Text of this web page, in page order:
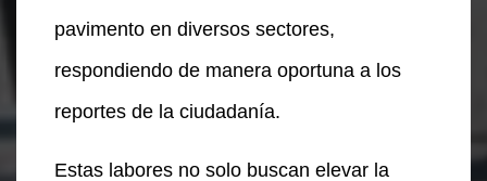
pavimento en diversos sectores,
respondiendo de manera oportuna a los
reportes de la ciudadanía.
Estas labores no solo buscan elevar la